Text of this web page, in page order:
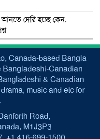
আনতে দেরি হচ্ছে কেন,
Canada-based Bangla
Bangladeshi-Canadian
& Canadian
music and etc for
Road,
M1J3P3